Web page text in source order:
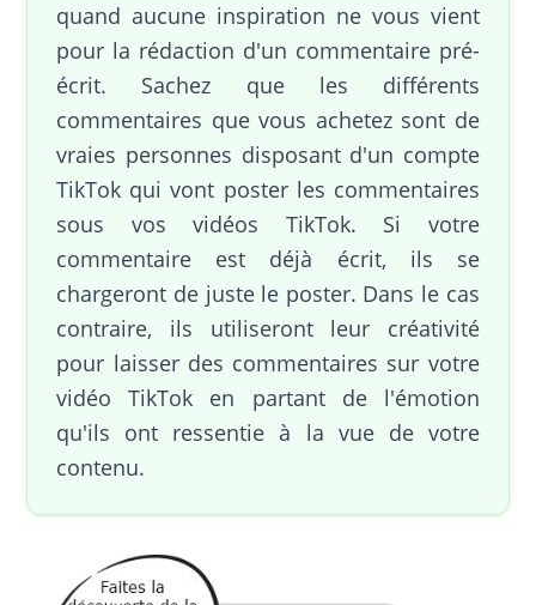
quand aucune inspiration ne vous vient
pour la rédaction d'un commentaire pré-
écrit. Sachez que les différents
commentaires que vous achetez sont de
vraies personnes disposant d'un compte
TikTok qui vont poster les commentaires
sous vos vidéos TikTok. Si votre
commentaire est déjà écrit, ils se
chargeront de juste le poster. Dans le cas
contraire, ils utiliseront leur créativité
pour laisser des commentaires sur votre
vidéo TikTok en partant de l'émotion
qu'ils ont ressentie à la vue de votre
contenu.